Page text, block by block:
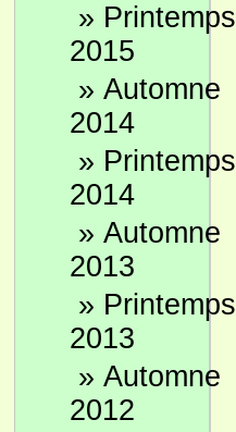
» Printemps
2015
» Automne
2014
» Printemps
2014
» Automne
2013
» Printemps
2013
» Automne
2012